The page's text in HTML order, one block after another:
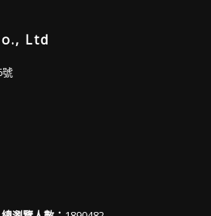
Ltd